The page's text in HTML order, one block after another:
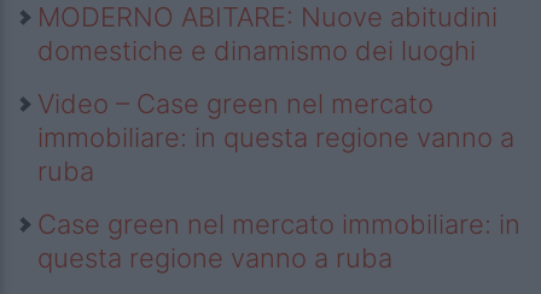
MODERNO ABITARE: Nuove abitudini
domestiche e dinamismo dei luoghi
Video – Case green nel mercato
immobiliare: in questa regione vanno a
ruba
Case green nel mercato immobiliare: in
questa regione vanno a ruba